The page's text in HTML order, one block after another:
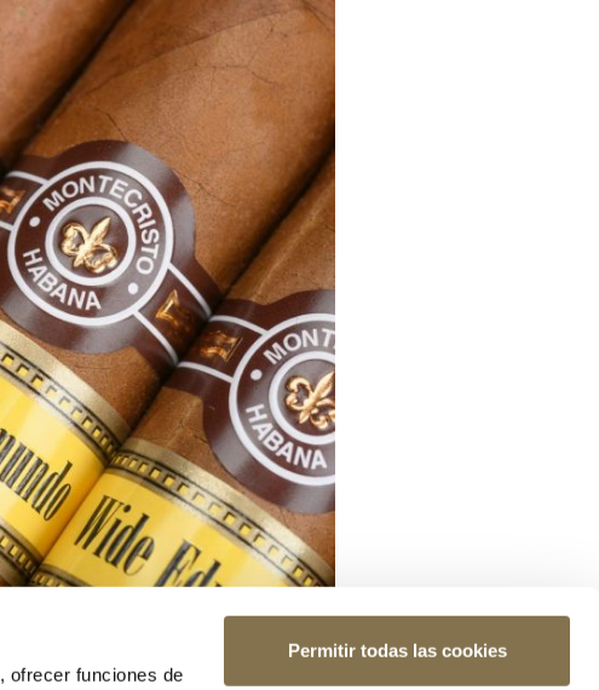
ofrecer funciones de
Permitir todas las cookies